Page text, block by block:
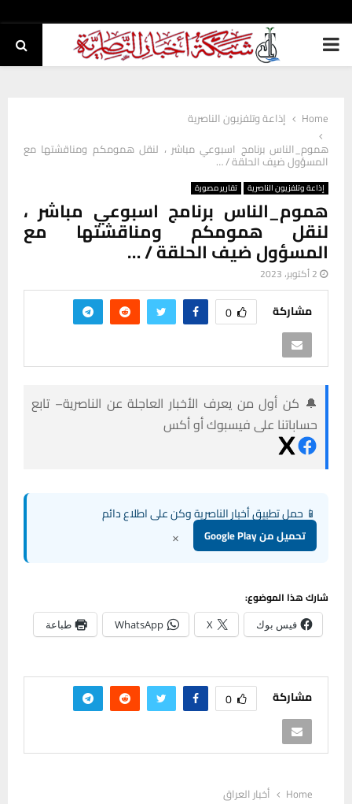
PRIMARY
Home
إذاعة وتلفزيون الناصرية
هموم_الناس برنامج اسبوعي مباشر ، لنقل همومكم ومناقشتها مع
المسؤول ضيف الحلقة / …
إذاعة وتلفزيون الناصرية تقارير مصورة
هموم_الناس برنامج اسبوعي مباشر ،
لنقل همومكم ومناقشتها مع
المسؤول ضيف الحلقة / …
2 أكتوبر، 2023
مشاركة 0
🔔 كن أول من يعرف الأخبار العاجلة عن الناصرية– تابع
حساباتنا على فيسبوك أو أكس
📱 حمل تطبيق أخبار الناصرية وكن على اطلاع دائم
تحميل من Google Play ×
شارك هذا الموضوع:
فيس بوك X
WhatsApp طباعة
مشاركة 0
Home
أخبار العراق